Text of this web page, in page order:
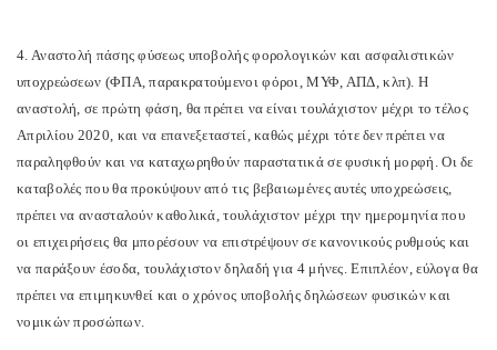
4. Αναστολή πάσης φύσεως υποβολής φορολογικών και ασφαλιστικών
υποχρεώσεων (ΦΠΑ, παρακρατούμενοι φόροι, ΜΥΦ, ΑΠΔ, κλπ). Η
αναστολή, σε πρώτη φάση, θα πρέπει να είναι τουλάχιστον μέχρι το τέλος
Απριλίου 2020, και να επανεξεταστεί, καθώς μέχρι τότε δεν πρέπει να
παραληφθούν και να καταχωρηθούν παραστατικά σε φυσική μορφή. Οι δε
καταβολές που θα προκύψουν από τις βεβαιωμένες αυτές υποχρεώσεις,
πρέπει να ανασταλούν καθολικά, τουλάχιστον μέχρι την ημερομηνία που
οι επιχειρήσεις θα μπορέσουν να επιστρέψουν σε κανονικούς ρυθμούς και
να παράξουν έσοδα, τουλάχιστον δηλαδή για 4 μήνες. Επιπλέον, εύλογα θα
πρέπει να επιμηκυνθεί και ο χρόνος υποβολής δηλώσεων φυσικών και
νομικών προσώπων.